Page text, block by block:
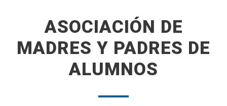
ASOCIACIÓN DE
MADRES Y PADRES DE
ALUMNOS